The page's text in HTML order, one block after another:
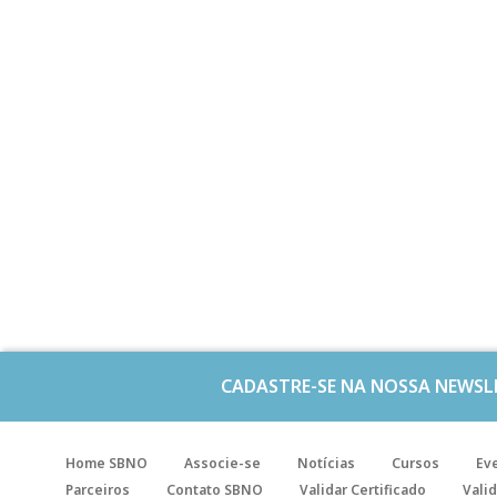
CADASTRE-SE NA NOSSA
Home SBNO Associe-se Notícias Cursos
Parceiros
Contato SBNO Validar Certificado